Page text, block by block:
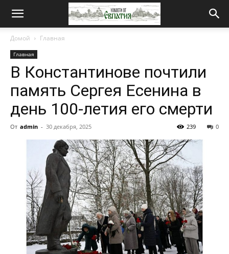
Новости
Домой Главная
Главная
В Константинове почтили
память Сергея Есенина в
день 100-летия его смерти
От admin - 30 декабря, 2025 0
239